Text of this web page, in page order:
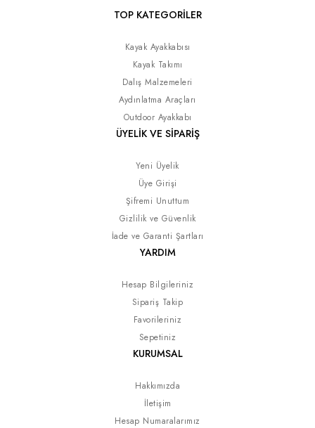
TOP KATEGORİLER
Kayak Ayakkabısı
Kayak Takımı
Dalış Malzemeleri
Aydınlatma Araçları
Outdoor Ayakkabı
ÜYELİK VE SİPARİŞ
Yeni Üyelik
Üye Girişi
Şifremi Unuttum
Gizlilik ve Güvenlik
İade ve Garanti Şartları
YARDIM
Hesap Bilgileriniz
Sipariş Takip
Favorileriniz
Sepetiniz
KURUMSAL
Hakkımızda
İletişim
Hesap Numaralarımız